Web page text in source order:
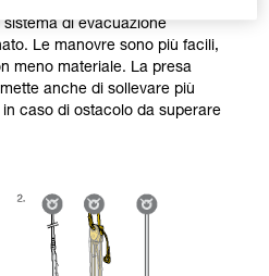
sistema di evacuazione
Le manovre sono più facili,
meno materiale. La presa
anche di sollevare più
caso di ostacolo da superare